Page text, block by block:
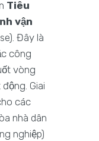
Tiêu
vận
Đây là
công
vòng
Giai
các
nhà dân
nghiệp)